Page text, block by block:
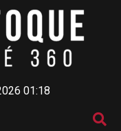
01:18